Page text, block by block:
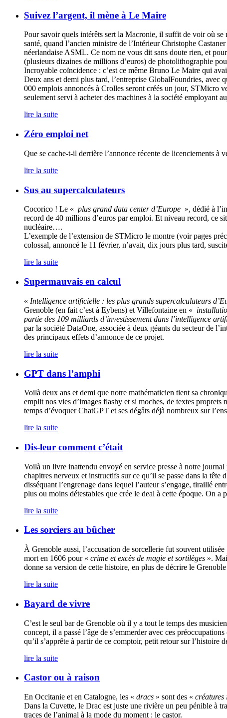
Suivez l’argent, il mène à Le Maire
Pour savoir quels intérêts sert la Macronie, il suffit de voir où
santé, quand l’ancien ministre de l’Intérieur Christophe
néerlandaise ASML. Ce nom ne vous dit sans doute rien, et
(plusieurs dizaines de millions d’euros) de photolithographie
Incroyable coïncidence : c’est ce même Bruno Le Maire qui
Deux ans et demi plus tard, l’entreprise GlobalFoundries, avec
000 emplois annoncés à Crolles seront créés un jour, STMicro
seulement servi à acheter des machines à la société employant
lire la suite
Zéro emploi net
Que se cache-t-il derrière l’annonce récente de licenciements
lire la suite
Sus au supercalculateurs
Cocorico ! Le « plus grand data center d’Europe », dédié à
record de 40 millions d’euros par emploi. Et niveau record, ce
nucléaire….
L’exemple de l’extension de STMicro le montre (voir pages
colossal, annoncé le 11 février, n’avait, dix jours plus tard,
lire la suite
Supermauvais en calcul
« Intelligence artificielle : les plus grands supercalculateurs
Grenoble (en fait c’est à Eybens) et Villefontaine en «
partie des 109 milliards d’investissement dans l’intelligence
par la société DataOne, associée à deux géants du secteur de
des principaux effets d’annonce de ce projet.
lire la suite
GPT dans l’amphi
Voilà deux ans et demi que notre mathématicien tient sa
emplit nos vies d’images flashy et si moches, de textes
temps d’évoquer ChatGPT et ses dégâts déjà nombreux sur
lire la suite
Dis-leur comment c’était
Voilà un livre inattendu envoyé en service presse à notre
chapitres nerveux et instructifs sur ce qu’il se passe dans la
disséquant l’engrenage dans lequel l’auteur s’engage, tiraillé
plus ou moins détestables que crée le deal à cette époque. On
lire la suite
Les sorciers au bûcher
À Grenoble aussi, l’accusation de sorcellerie fut souvent
mort en 1606 pour « crime et excès de magie et sortilèges ».
donne sa version de cette histoire, en plus de décrire le
lire la suite
Bayard de vivre
C’est le seul bar de Grenoble où il y a tout le temps des
concept, il a passé l’âge de s’emmerder avec ces
qu’il s’apprête à partir de ce comptoir, petit retour sur l’histoire
lire la suite
Castor ou à raison
En Occitanie et en Catalogne, les « dracs » sont des « créatures
Dans la Cuvette, le Drac est juste une rivière un peu pénible à
traces de l’animal à la mode du moment : le castor.